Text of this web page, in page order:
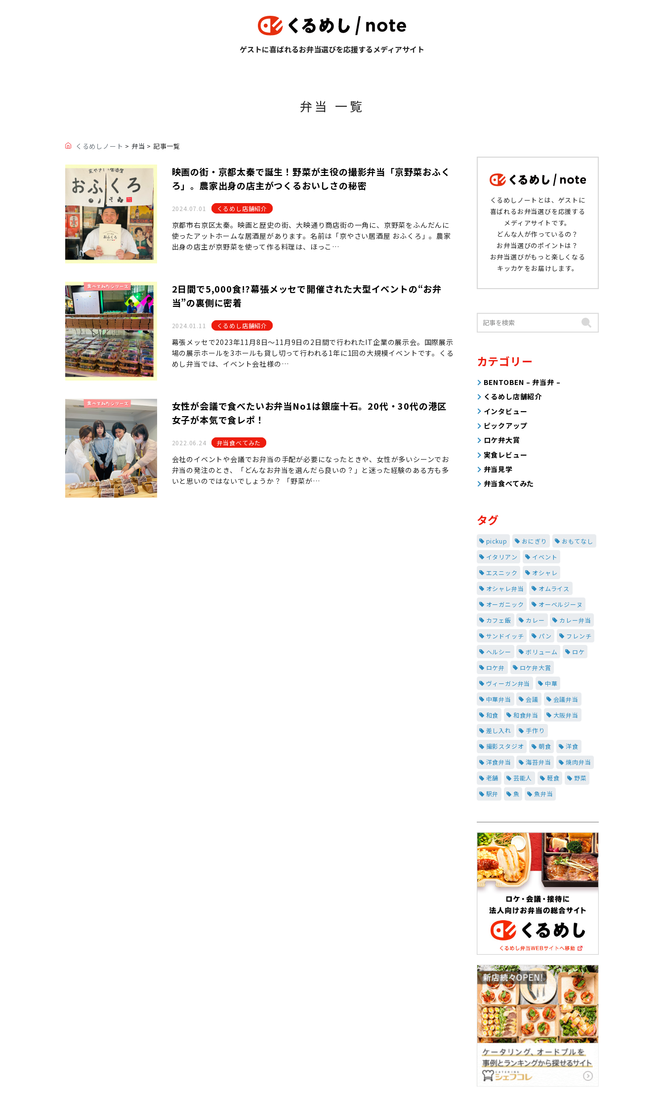
ゲストに喜ばれるお弁当選びを応援するメディアサイト
弁当 一覧
くるめしノート > 弁当 > 記事一覧
映画の街・京都太秦で誕生！野菜が主役の撮影弁当「京野菜おふく
ろ」。農家出身の店主がつくるおいしさの秘密
2024.07.01 くるめし店舗紹介
京都市右京区太秦。映画と歴史の街、大映通り商店街の一角に、京野菜をふんだんに
使ったアットホームな居酒屋があります。名前は「京やさい居酒屋 おふくろ」。農家
出身の店主が京野菜を使って作る料理は、ほっこ…
2日間で5,000食!?幕張メッセで開催された大型イベントの“お弁
当”の裏側に密着
2024.01.11 くるめし店舗紹介
幕張メッセで2023年11月8日〜11月9日の2日間で行われたIT企業の展示会。国際展示
場の展示ホールを3ホールも貸し切って行われる1年に1回の大規模イベントです。くる
めし弁当では、イベント会社様の…
女性が会議で食べたいお弁当No1は銀座十石。20代・30代の港区
女子が本気で食レポ！
2022.06.24 弁当食べてみた
会社のイベントや会議でお弁当の手配が必要になったときや、女性が多いシーンでお
弁当の発注のとき、「どんなお弁当を選んだら良いの？」と迷った経験のある方も多
いと思いのではないでしょうか？ 「野菜が…
くるめしノートとは、ゲストに
喜ばれるお弁当選びを応援する
メディアサイトです。
どんな人が作っているの？
お弁当選びのポイントは？
お弁当選びがもっと楽しくなる
キッカケをお届けします。
カテゴリー
BENTOBEN – 弁当弁 –
くるめし店舗紹介
インタビュー
ピックアップ
ロケ弁大賞
実食レビュー
弁当見学
弁当食べてみた
タグ
pickup おにぎり
おもてなし
イタリアン
イベント
エスニック
オシャレ
オシャレ弁当
オムライス
オーガニック
オーベルジーヌ
カフェ飯
カレー
カレー弁当
サンドイッチ
パン
フレンチ
ヘルシー
ボリューム
ロケ
ロケ弁
ロケ弁大賞
ヴィーガン弁当
中華
中華弁当
会議
会議弁当
和食
和食弁当
大阪弁当
差し入れ
手作り
撮影スタジオ
朝食
洋食
洋食弁当
海苔弁当
焼肉弁当
老舗
芸能人 軽食
野菜
駅弁
魚 魚弁当